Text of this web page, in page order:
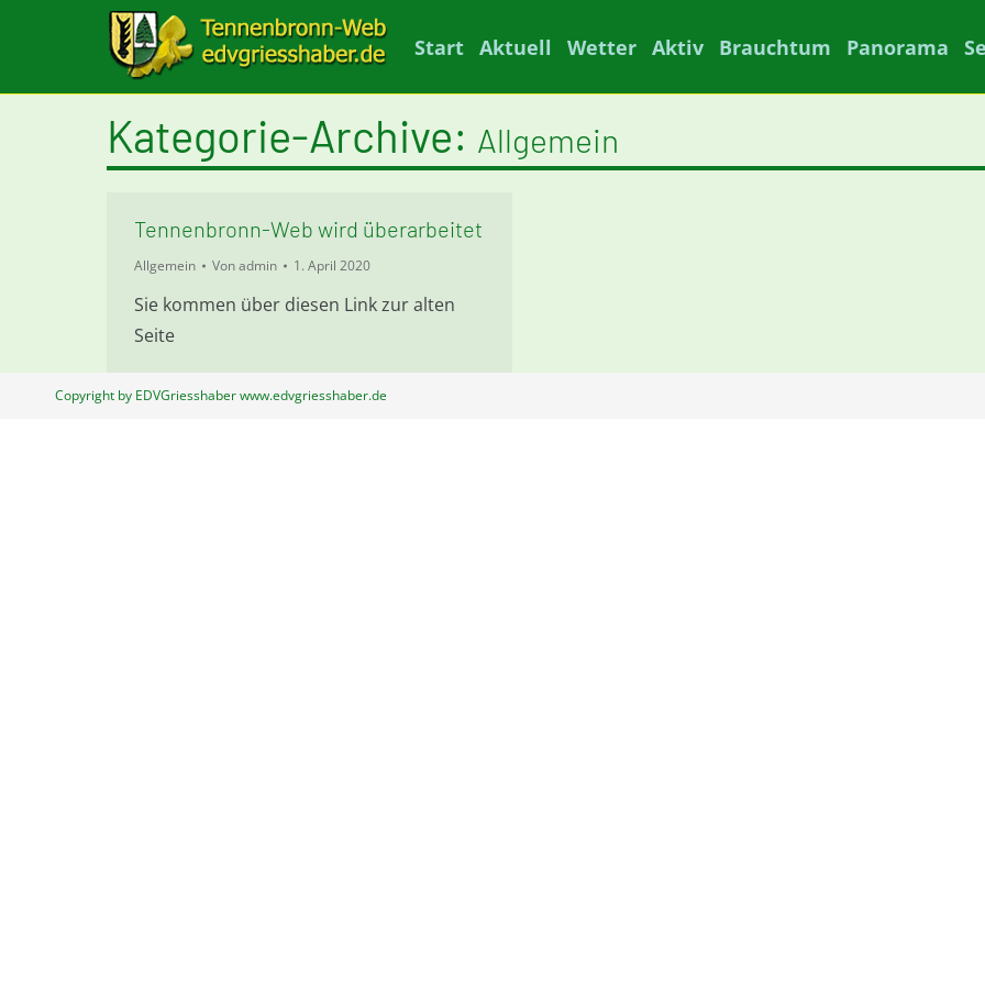
Start Aktuell Wetter Aktiv Brauchtum Panorama
Kategorie-Archive: Allgemein
Tennenbronn-Web wird überarbeitet
Allgemein Vonadmin 1. April 2020
Sie kommen über diesen Link zur alten
Seite
Copyright by EDVGriesshaber www.edvgriesshaber.de